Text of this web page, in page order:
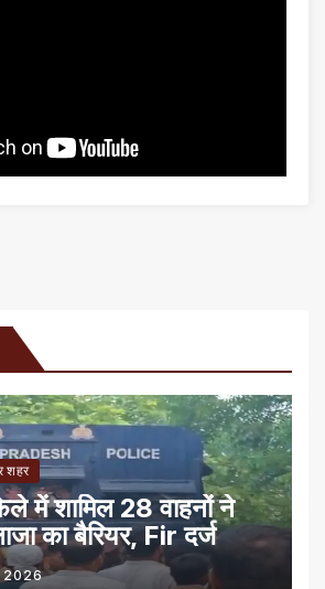
शहर
में शामिल 28 वाहनों ने
का बैरियर, Fir दर्ज
2026